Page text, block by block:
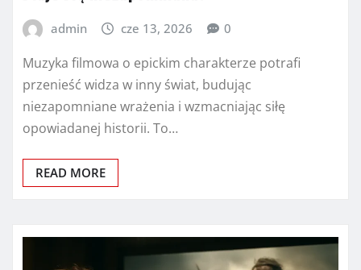
admin cze 13, 2026 0
Muzyka filmowa o epickim charakterze potrafi
przenieść widza w inny świat, budując
niezapomniane wrażenia i wzmacniając siłę
opowiadanej historii. To…
READ MORE